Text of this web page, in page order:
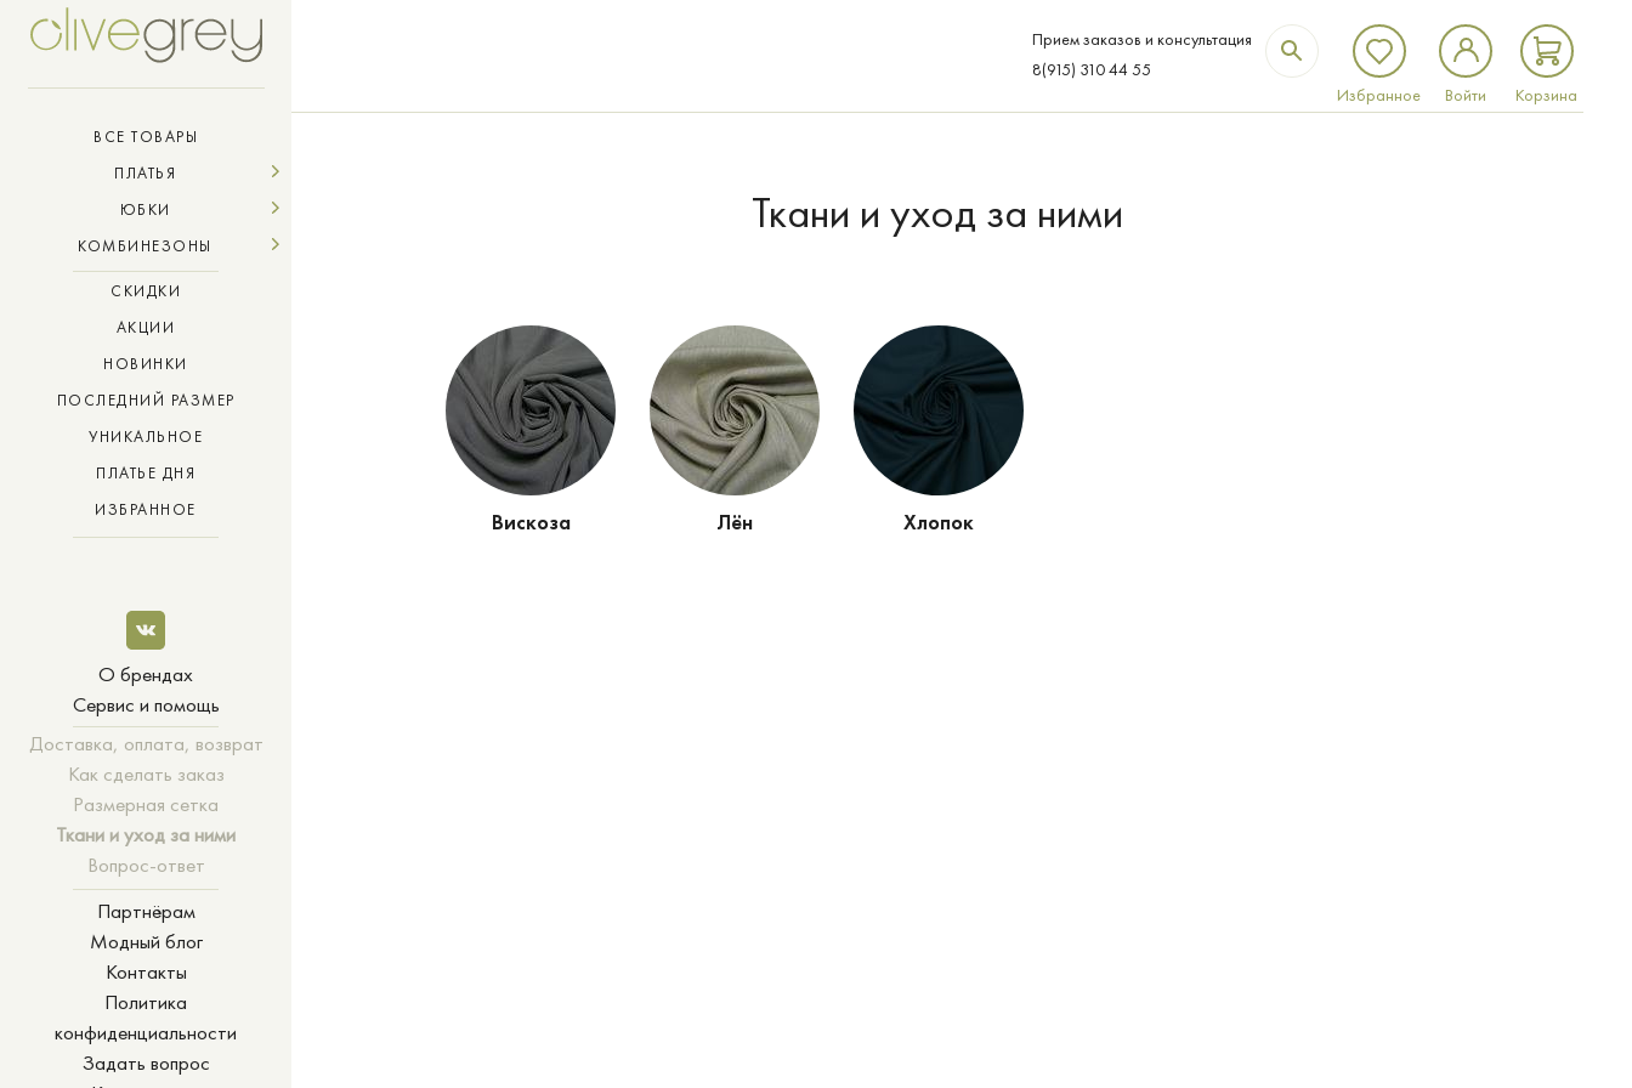
ВСЕ ТОВАРЫ
ПЛАТЬЯ
ЮБКИ
КОМБИНЕЗОНЫ
СКИДКИ
АКЦИИ
НОВИНКИ
ПОСЛЕДНИЙ РАЗМЕР
УНИКАЛЬНОЕ
ПЛАТЬЕ ДНЯ
ИЗБРАННОЕ
О брендах
Сервис и помощь
Доставка, оплата, возврат
Как сделать заказ
Размерная сетка
Ткани и уход за ними
Вопрос-ответ
Партнёрам
Модный блог
Контакты
Политика
конфиденциальности
Задать вопрос
Прием заказов и консультация
8(915) 310 44 55
Избранное
Войти Корзина
Ткани и уход за ними
Вискоза Лён Хлопок